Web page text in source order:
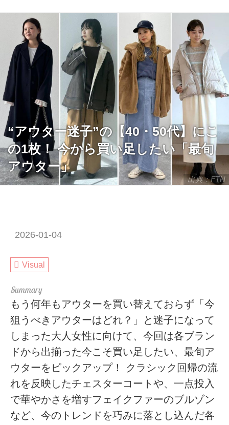
出典：FTN
“アウター迷子”の【40・50代】にこ
の1枚！ 今から買い足したい「最旬
アウター」
2026-01-04
Visual
もう何年もアウターを買い替えておらず「今
狙うべきアウターはどれ？」と迷子になって
しまった大人女性に向けて、今回は各ブラン
ドから出揃った今こそ買い足したい、最旬ア
ウターをピックアップ！ クラシック回帰の流
れを反映したチェスターコートや、一点投入
で華やかさを増すフェイクファーのブルゾン
など、今のトレンドを巧みに落とし込んだ各